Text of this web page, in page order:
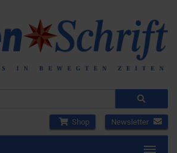
Shop Newsletter